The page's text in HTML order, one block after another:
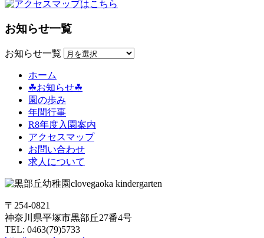
お知らせ一覧
お知らせ一覧
ホーム
☘お知らせ☘
園の歩み
年間行事
R8年度入園案内
アクセスマップ
お問い合わせ
求人について
〒254-0821
神奈川県平塚市黒部丘27番4号
TEL: 0463(79)5733